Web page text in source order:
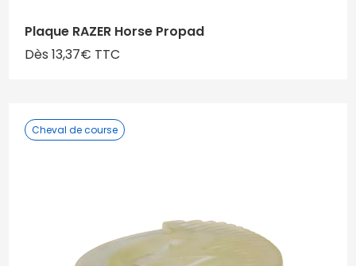
Plaque RAZER Horse Propad
Dès 13,37€ TTC
Cheval de course